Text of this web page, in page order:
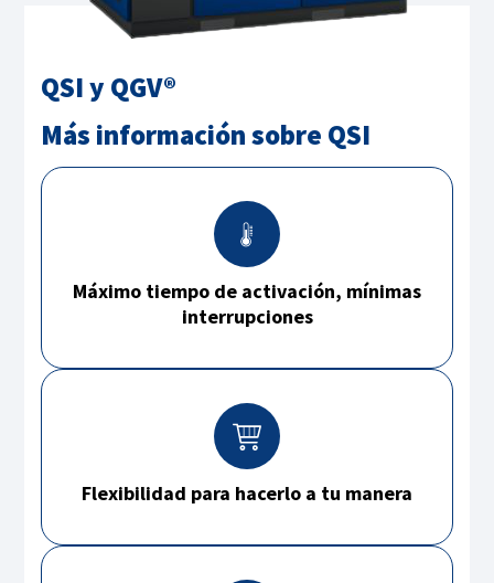
QSI y QGV®
Más información sobre QSI
Máximo tiempo de activación, mínimas
interrupciones
Flexibilidad para hacerlo a tu manera